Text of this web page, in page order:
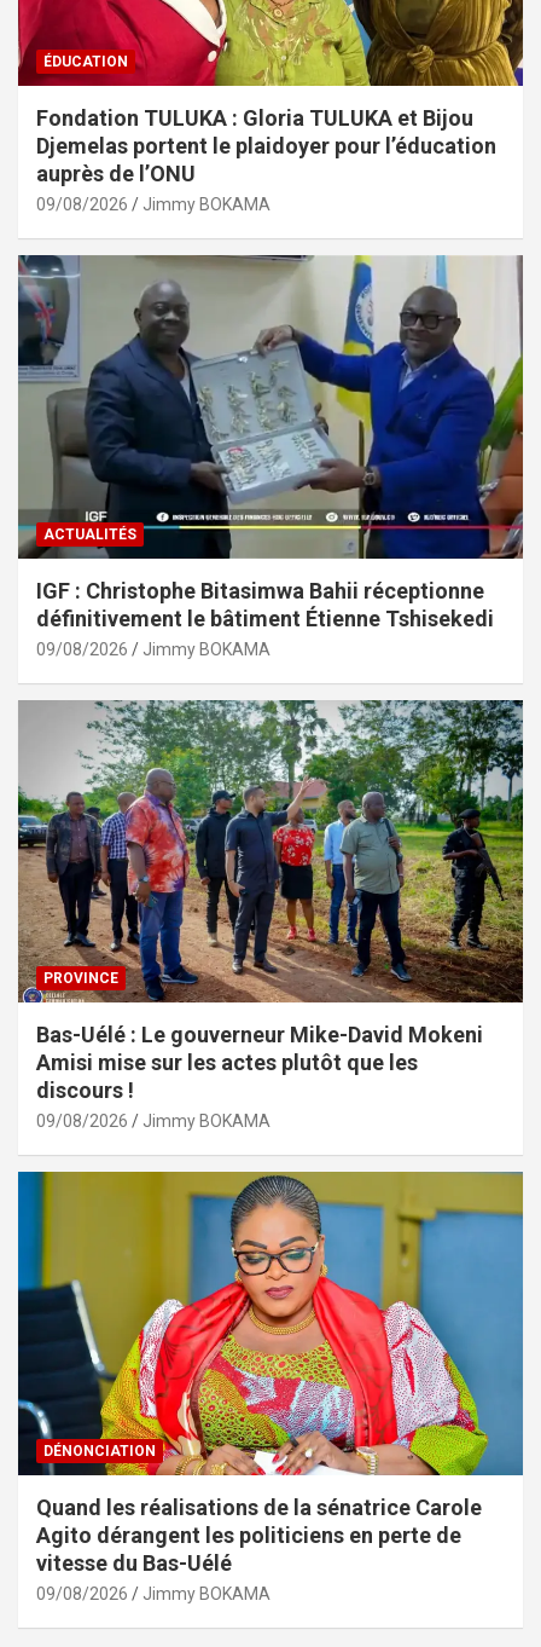
ÉDUCATION
Fondation TULUKA : Gloria TULUKA et Bijou
Djemelas portent le plaidoyer pour l’éducation
auprès de l’ONU
09/08/2026 Jimmy BOKAMA
ACTUALITÉS
IGF : Christophe Bitasimwa Bahii réceptionne
définitivement le bâtiment Étienne Tshisekedi
09/08/2026 Jimmy BOKAMA
PROVINCE
Bas-Uélé : Le gouverneur Mike-David Mokeni
Amisi mise sur les actes plutôt que les
discours !
09/08/2026 Jimmy BOKAMA
DÉNONCIATION
Quand les réalisations de la sénatrice Carole
Agito dérangent les politiciens en perte de
vitesse du Bas-Uélé
09/08/2026 Jimmy BOKAMA